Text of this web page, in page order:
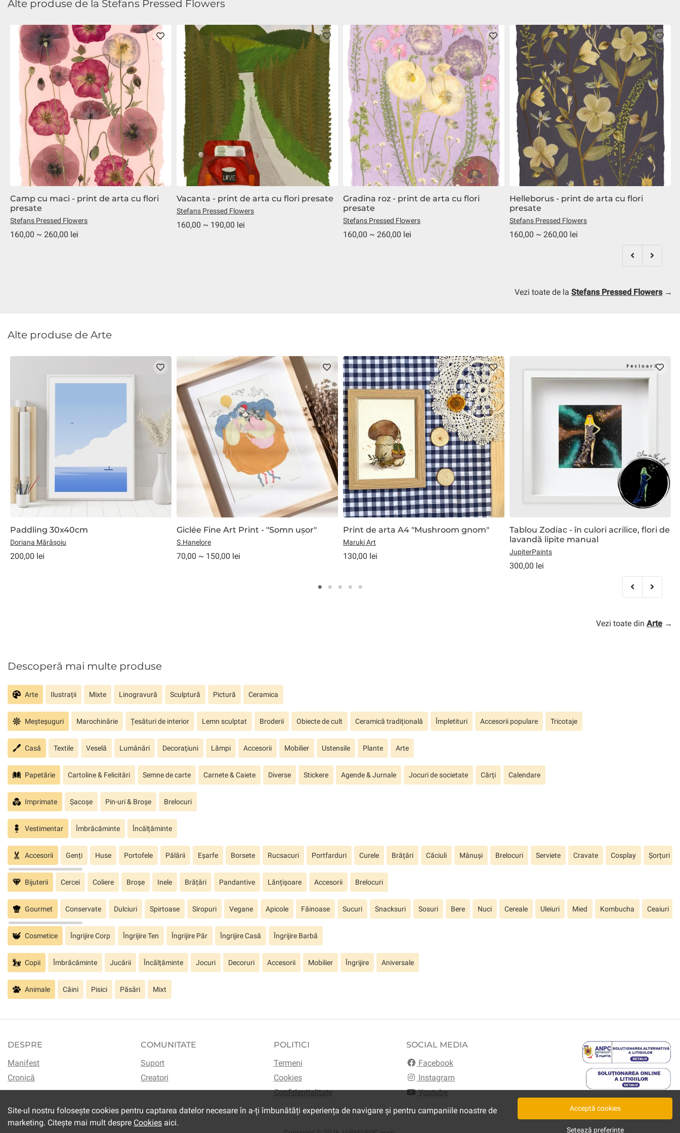
Alte produse de la Stefans Pressed Flowers
Camp cu maci - print de arta cu flori
presate
Stefans Pressed Flowers
160,00 ~ 260,00 lei
Vacanta - print de arta cu flori presate
Stefans Pressed Flowers
160,00 ~ 190,00 lei
Gradina roz - print de arta cu flori
presate
Stefans Pressed Flowers
160,00 ~ 260,00 lei
Helleborus - print de arta cu flori
presate
Stefans Pressed Flowers
160,00 ~ 260,00 lei
Vezi toate de la Stefans Pressed Flowers→
Alte produse de Arte
Paddling 30x40cm
Doriana Mărășoiu
200,00 lei
Giclée Fine Art Print - "Somn ușor"
S.Hanelore
70,00 ~ 150,00 lei
Print de arta A4 "Mushroom gnom"
Maruki Art
130,00 lei
Tablou Zodiac - în culori acrilice, flori de
lavandă lipite manual
JupiterPaints
300,00 lei
Vezi toate din Arte →
Descoperă mai multe produse
Arte Ilustrații Mixte Linogravură Sculptură Pictură Ceramica
Meșteșuguri Marochinărie Țesături de interior Lemn sculptat Broderii Obiecte de cult Ceramică tradițională Împletituri Accesorii populare Tricotaje
Casă Textile Veselă Lumânări Decorațiuni Lămpi Accesorii Mobilier Ustensile Plante Arte
Papetărie Cartoline & Felicitări Semne de carte Carnete & Caiete Diverse Stickere Agende & Jurnale Jocuri de societate Cărți Calendare
Imprimate Șacoșe Pin-uri & Broșe Brelocuri
Vestimentar Îmbrăcăminte Încălțăminte
Accesorii Genți Huse Portofele Pălării Eșarfe Borsete Rucsacuri Portfarduri Curele Brățări Căciuli Mânuși Brelocuri Serviete Cravate Cosplay Șorțuri
Bijuterii Cercei Coliere Broșe Inele Brățări Pandantive Lănțișoare Accesorii Brelocuri
Gourmet Conservate Dulciuri Spirtoase Siropuri Vegane Apicole Făinoase Sucuri Snacksuri Sosuri Bere Nuci Cereale Uleiuri Mied Kombucha Ceaiuri
Cosmetice Îngrijire Corp Îngrijire Ten Îngrijire Păr Îngrijire Casă Îngrijire Barbă
Copii Îmbrăcăminte Jucării Încălțăminte Jocuri Decoruri Accesorii Mobilier Îngrijire Aniversale
Animale Câini Pisici Păsări Mixt
DESPRE
Manifest
Cronică
COMUNITATE
Suport
Creatori
POLITICI
Termeni
Cookies
Confidentialitate
SOCIAL MEDIA
Facebook
Instagram
Youtube
Site-ul nostru folosește cookies pentru captarea datelor necesare în a-ți îmbunătăți experiența de navigare și pentru campaniile noastre de
marketing. Citește mai mult despre Cookies aici.
Acceptă cookies
Setează preferințe